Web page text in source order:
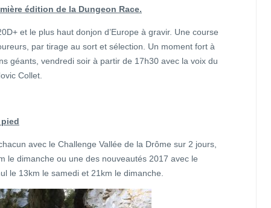
édition de la Dungeon Race.
et le plus haut donjon d’Europe à gravir. Une course
par tirage au sort et sélection. Un moment fort à
géants, vendredi soir à partir de 17h30 avec la voix du
Collet.
avec le Challenge Vallée de la Drôme sur 2 jours,
le dimanche ou une des nouveautés 2017 avec le
le 13km le samedi et 21km le dimanche.